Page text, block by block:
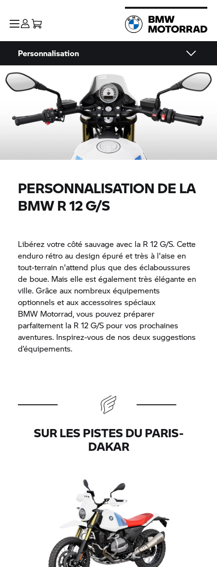
Personnalisation
PERSONNALISATION DE LA
BMWR 12 G/S
Libérez votre côté sauvage avec la R 12 G/S. Cette
enduro rétro au design épuré et très à l'aise en
tout-terrain n'attend plus que des éclaboussures
de boue. Mais elle est également très élégante en
ville. Grâce aux nombreux équipements
optionnels et aux accessoires spéciaux
BMW Motorrad, vous pouvez préparer
parfaitement la R 12 G/S pour vos prochaines
aventures. Inspirez-vous de nos deux suggestions
d’équipements.
SUR LES PISTES DU PARIS-
DAKAR